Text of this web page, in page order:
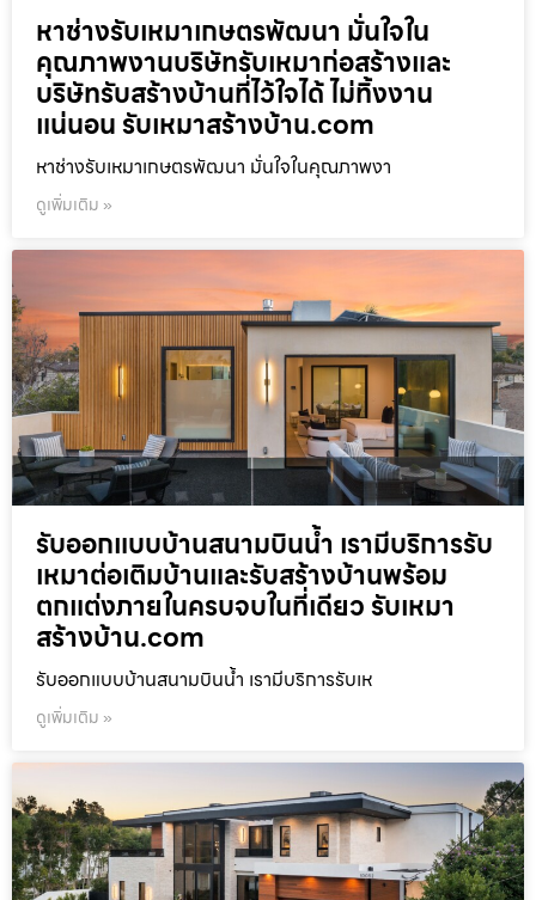
หาช่างรับเหมาเกษตรพัฒนา มั่นใจใน
คุณภาพงานบริษัทรับเหมาก่อสร้างและ
บริษัทรับสร้างบ้านที่ไว้ใจได้ ไม่ทิ้งงาน
แน่นอน รับเหมาสร้างบ้าน.com
หาช่างรับเหมาเกษตรพัฒนา มั่นใจในคุณภาพงา
ดูเพิ่มเติม »
รับออกแบบบ้านสนามบินน้ำ เรามีบริการรับ
เหมาต่อเติมบ้านและรับสร้างบ้านพร้อม
ตกแต่งภายในครบจบในที่เดียว รับเหมา
สร้างบ้าน.com
รับออกแบบบ้านสนามบินน้ำ เรามีบริการรับเห
ดูเพิ่มเติม »